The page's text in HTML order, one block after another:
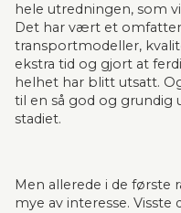
hele utredningen, som
Det har vært et
transportmodeller,
ekstra tid og gjort at
helhet har blitt utsatt.
til en så god og
stadiet.
Men allerede i de første
mye av interesse. Visste